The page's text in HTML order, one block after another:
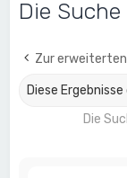
Die
Zur
Die